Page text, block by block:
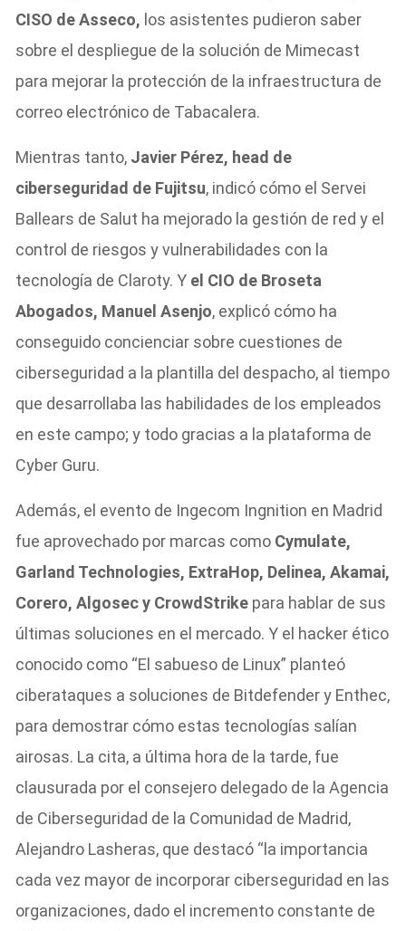
CISO de Asseco, los asistentes pudieron saber
sobre el despliegue de la solución de Mimecast
para mejorar la protección de la infraestructura de
correo electrónico de Tabacalera.
Mientras tanto, Javier Pérez, head de
ciberseguridad de Fujitsu, indicó cómo el Servei
Ballears de Salut ha mejorado la gestión de red y el
control de riesgos y vulnerabilidades con la
tecnología de Claroty. Y el CIO de Broseta
Abogados, Manuel Asenjo, explicó cómo ha
conseguido concienciar sobre cuestiones de
ciberseguridad a la plantilla del despacho, al tiempo
que desarrollaba las habilidades de los empleados
en este campo; y todo gracias a la plataforma de
Cyber Guru.
Además, el evento de Ingecom Ingnition en Madrid
fue aprovechado por marcas como Cymulate,
Garland Technologies, ExtraHop, Delinea, Akamai,
Corero, Algosec y CrowdStrike para hablar de sus
últimas soluciones en el mercado. Y el hacker ético
conocido como “El sabueso de Linux” planteó
ciberataques a soluciones de Bitdefender y Enthec,
para demostrar cómo estas tecnologías salían
airosas. La cita, a última hora de la tarde, fue
clausurada por el consejero delegado de la Agencia
de Ciberseguridad de la Comunidad de Madrid,
Alejandro Lasheras, que destacó “la importancia
cada vez mayor de incorporar ciberseguridad en las
organizaciones, dado el incremento constante de